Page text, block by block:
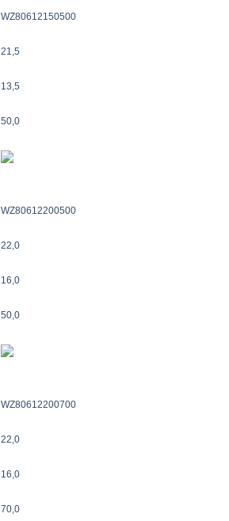
WZ80612150500
21,5
13,5
50,0
WZ80612200500
22,0
16,0
50,0
WZ80612200700
22,0
16,0
70,0